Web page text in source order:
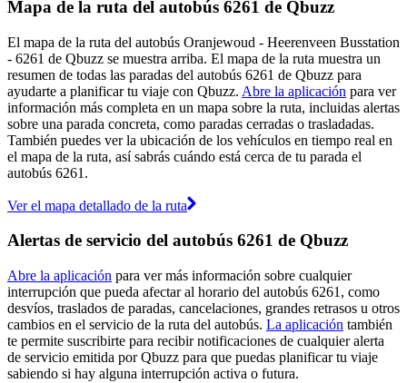
Mapa de la ruta del autobús 6261 de Qbuzz
El mapa de la ruta del autobús Oranjewoud - Heerenveen Busstation
- 6261 de Qbuzz se muestra arriba. El mapa de la ruta muestra un
resumen de todas las paradas del autobús 6261 de Qbuzz para
ayudarte a planificar tu viaje con Qbuzz. Abre la aplicación para ver
información más completa en un mapa sobre la ruta, incluidas alertas
sobre una parada concreta, como paradas cerradas o trasladadas.
También puedes ver la ubicación de los vehículos en tiempo real en
el mapa de la ruta, así sabrás cuándo está cerca de tu parada el
autobús 6261.
Ver el mapa detallado de la ruta
Alertas de servicio del autobús 6261 de Qbuzz
Abre la aplicación para ver más información sobre cualquier
interrupción que pueda afectar al horario del autobús 6261, como
desvíos, traslados de paradas, cancelaciones, grandes retrasos u otros
cambios en el servicio de la ruta del autobús. La aplicación también
te permite suscribirte para recibir notificaciones de cualquier alerta
de servicio emitida por Qbuzz para que puedas planificar tu viaje
sabiendo si hay alguna interrupción activa o futura.